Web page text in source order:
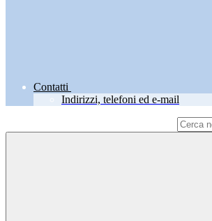
Contatti
Indirizzi, telefoni ed e-mail